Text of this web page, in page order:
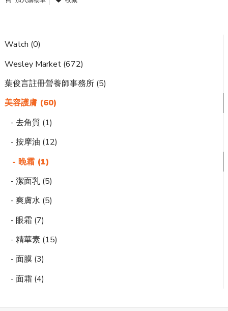
Watch (0)
Wesley Market (672)
葉俊言註冊營養師事務所 (5)
美容護膚 (60)
- 去角質 (1)
- 按摩油 (12)
- 晚霜 (1)
- 潔面乳 (5)
- 爽膚水 (5)
- 眼霜 (7)
- 精華素 (15)
- 面膜 (3)
- 面霜 (4)